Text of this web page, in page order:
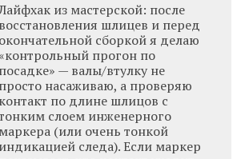
из мастерской: после
восстановления шлицев и перед
окончательной сборкой я делаю
прогон по
посадке» — валы/втулку не
просто насаживаю, а проверяю
контакт по длине шлицов с
слоем инженерного
маркера (или очень тонкой
индикацией следа). Если маркер